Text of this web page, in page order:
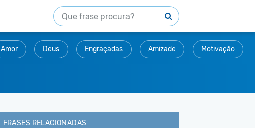
Amor Deus Engraçadas Amizade Motivação
FRASES RELACIONADAS